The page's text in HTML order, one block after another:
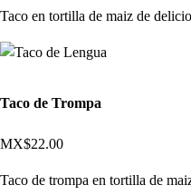
Taco en tortilla de maiz de
Taco de Trompa
MX$22.00
Taco de trompa en tortilla de